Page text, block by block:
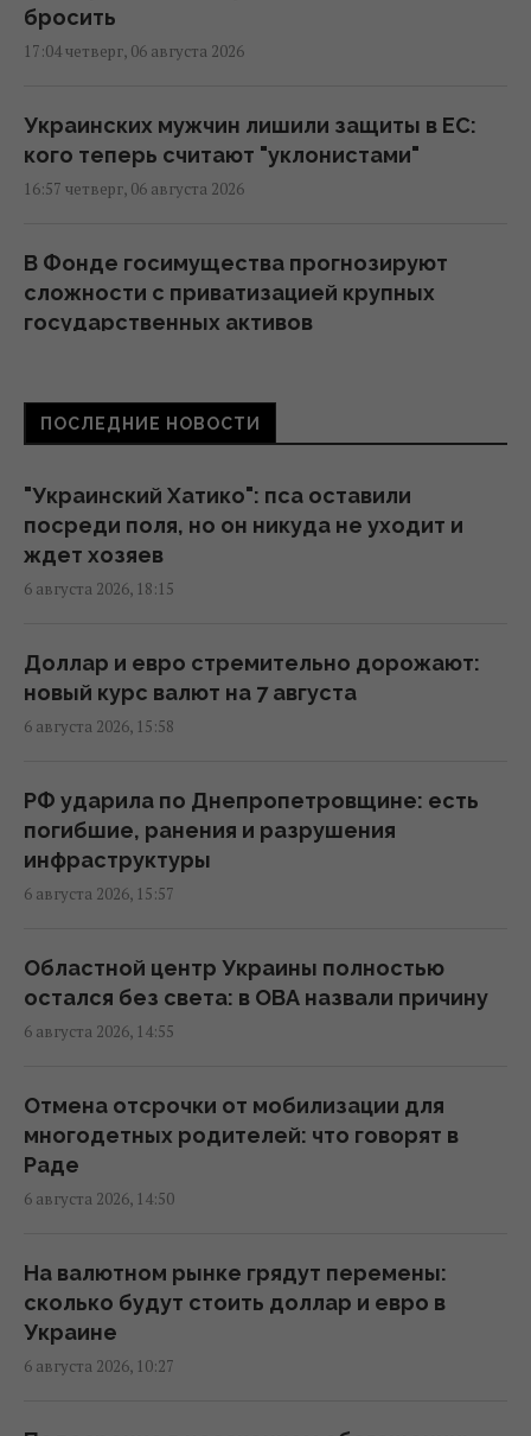
бросить
17:04 четверг, 06 августа 2026
Украинских мужчин лишили защиты в ЕС:
кого теперь считают "уклонистами"
16:57 четверг, 06 августа 2026
В Фонде госимущества прогнозируют
сложности с приватизацией крупных
государственных активов
Когда у Украины появится собственная
15:45 четверг, 06 августа 2026
В Румынии уже знают, куда РФ нанесет
удар в следующий раз, – СМИ
Украинец в Германии шпионил за
оборонным предприятием, его задержали
Россия срочно ищет замену своим
"Искандарам": эксперт указал причину
15:22 четверг, 06 августа 2026
Оккупанты атаковали дроном маршрутку в
Херсоне: среди раненых – ребенок
15:09 четверг, 06 августа 2026
Россияне нанесли удары по
Днепропетровской области: погибли пять
человек, много раненых
15:08 четверг, 06 августа 2026
В Сумах прямо в парковой зоне выявили
500-килограммовый российский КАБ
(видео)
14:43 четверг, 06 августа 2026
ПОСЛЕДНИЕ НОВОСТИ
"Украинский Хатико": пса оставили
посреди поля, но он никуда не уходит и
ждет хозяев
6 августа 2026, 18:15
Доллар и евро стремительно дорожают:
новый курс валют на 7 августа
6 августа 2026, 15:58
РФ ударила по Днепропетровщине: есть
погибшие, ранения и разрушения
инфраструктуры
6 августа 2026, 15:57
Областной центр Украины полностью
остался без света: в ОВА назвали причину
6 августа 2026, 14:55
Отмена отсрочки от мобилизации для
многодетных родителей: что говорят в
Раде
6 августа 2026, 14:50
На валютном рынке грядут перемены:
сколько будут стоить доллар и евро в
Украине
6 августа 2026, 10:27